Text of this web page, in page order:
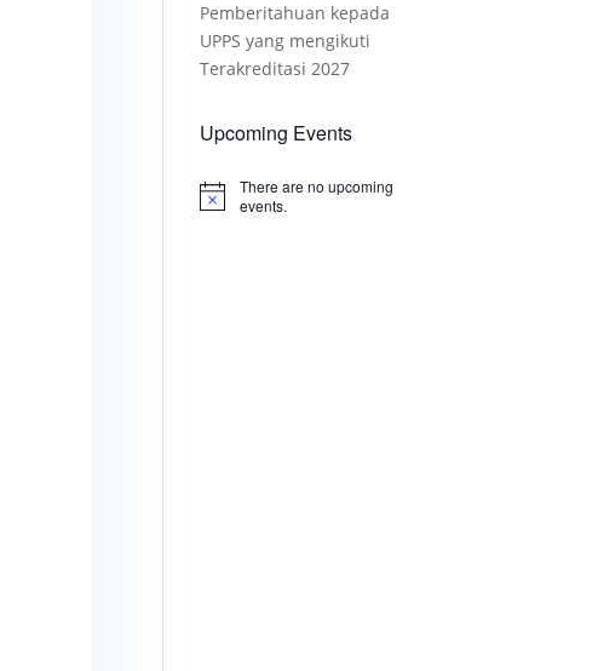
Pemberitahuan kepada
UPPS yang mengikuti
Terakreditasi 2027
Upcoming Events
Notice
There are no upcoming
events.